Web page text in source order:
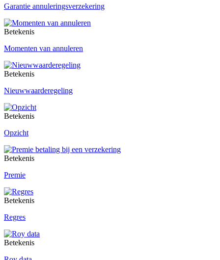
Garantie annuleringsverzekering
Betekenis
Momenten van annuleren
Betekenis
Nieuwwaarderegeling
Betekenis
Opzicht
Betekenis
Premie
Betekenis
Regres
Betekenis